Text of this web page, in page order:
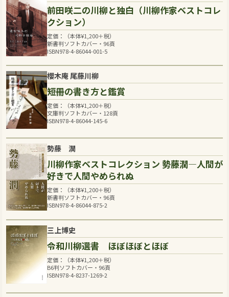
前田咲二の川柳と独白（川柳作家ベストコレ
クション）
定価：（本体¥1,200＋税）
新書判ソフトカバー・96頁
ISBN978-4-86044-001-5
櫻木庵 尾藤川柳
短冊の書き方と鑑賞
定価：（本体¥1,200＋税）
文庫判ソフトカバー・128頁
ISBN978-4-86044-145-6
勢藤 潤
川柳作家ベストコレクション 勢藤潤―人間が
好きで人間やめられぬ
定価：（本体¥1,200＋税）
新書判ソフトカバー・96頁
ISBN978-4-86044-875-2
三上博史
令和川柳選書 ほぼほぼとほぼ
定価：（本体¥1,200＋税）
B6判ソフトカバー・96頁
ISBN978-4-8237-1269-2